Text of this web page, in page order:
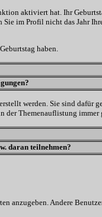
aktiviert hat. Ihr
im Profil nicht das Jahr
haben.
werden. Sie sind dafür
Themenauflistung immer
daran teilnehmen?
anzugeben. Andere